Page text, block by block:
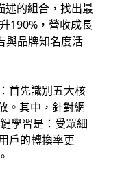
述的組合，找出最
190%，營收成長
與品牌知名度活
首先識別五大核
。其中，針對網
學習是：受眾細
戶的轉換率更